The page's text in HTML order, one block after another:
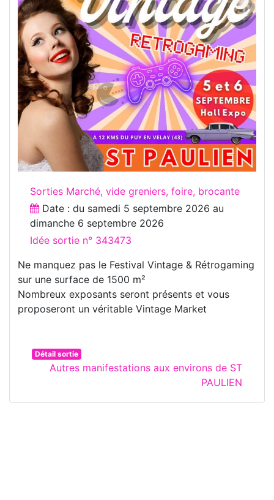
Sorties Marché, vide greniers, foire, brocante
Date : du samedi 5 septembre 2026 au
dimanche 6 septembre 2026
Idée sortie n° 343473
Ne manquez pas le Festival Vintage & Rétrogaming
sur une surface de 1500 m²
Nombreux exposants seront présents et vous
proposeront un véritable Vintage Market
Détail sortie
Autres manifestations aux environs de ST
PAULIEN